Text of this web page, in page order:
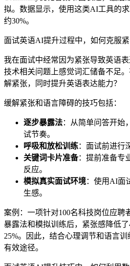
拟。数据显示，使用这类AI工具的
约30%。
面试英语AI提升过程中，如何克服紧
我在面试中经常因为紧张导致英语
技术相关问题上感觉词汇储备不足
解紧张，同时提升英语表达能力？
缓解紧张和语言障碍的技巧包括：
逐步暴露法：从简单问答开始
试节奏。
呼吸和放松训练：面试前进行
关键词卡片准备：提前准备专
反应。
模拟真实面试环境：使用AI面
生感。
案例：一项针对100名科技岗位应聘
暴露法和模拟训练后，紧张感降低
25%。因此，结合心理调节和语言
有效途径。